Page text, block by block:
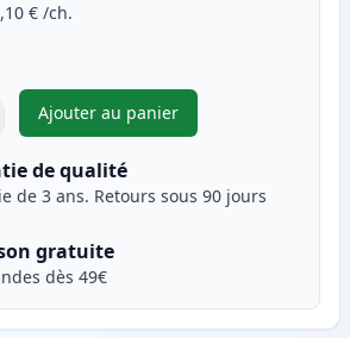
€ /ch.
pour ajuster
Ajouter au panier
,Pack de 5 Canon PGI-525 &
de qualité
de 3 ans. Retours sous 90 jours
gratuite
dès 49€